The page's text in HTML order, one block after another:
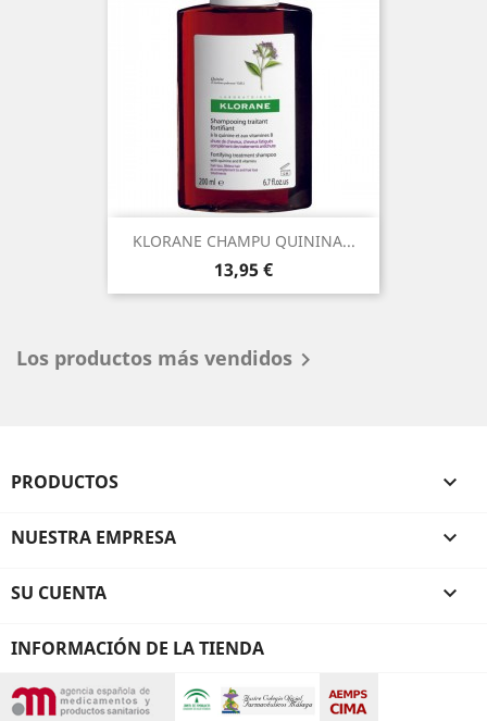
KLORANE CHAMPU QUININA...
Precio
13,95 €
Los productos más vendidos 
PRODUCTOS 
NUESTRA EMPRESA 
SU CUENTA 
INFORMACIÓN DE LA TIENDA